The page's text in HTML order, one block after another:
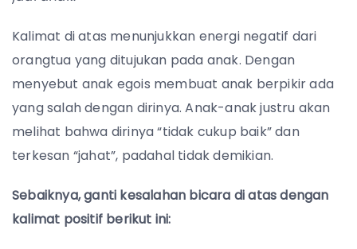
Kalimat di atas menunjukkan energi negatif dari
orangtua yang ditujukan pada anak. Dengan
menyebut anak egois membuat anak berpikir ada
yang salah dengan dirinya. Anak-anak justru akan
melihat bahwa dirinya “tidak cukup baik” dan
terkesan “jahat”, padahal tidak demikian.
Sebaiknya, ganti kesalahan bicara di atas dengan
kalimat positif berikut ini: